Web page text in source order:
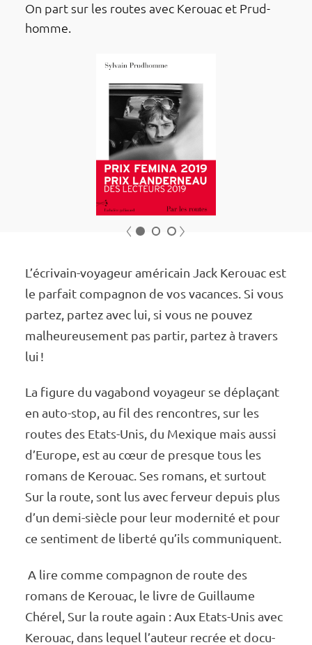
On part sur les routes avec Kerouac et Prud­
homme.
L’écri­vain-voya­geur améri­cain Jack Kerouac est
le parfait compa­gnon de vos vacances. Si vous
partez, partez avec lui, si vous ne pouvez
malheu­reu­se­ment pas partir, partez à travers
lui !
La figure du vaga­bond voya­geur se déplaçant
en auto-stop, au fil des rencontres, sur les
routes des Etats-Unis, du Mexique mais aussi
d’Europe, est au cœur de presque tous les
romans de Kerouac. Ses romans, et surtout
Sur la route, sont lus avec ferveur depuis plus
d’un demi-siècle pour leur moder­nité et pour
ce senti­ment de liberté qu’ils commu­niquent.
A lire comme compa­gnon de route des
romans de Kerouac, le livre de Guillaume
Chérel, Sur la route again : Aux Etats-Unis avec
Kerouac, dans lequel l’auteur recrée et docu­